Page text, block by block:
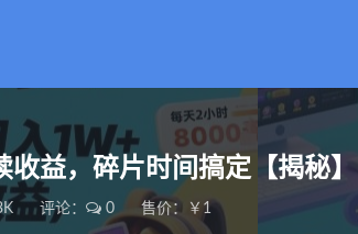
益，碎片时间搞定【揭秘】
评论： 0 售价：￥1